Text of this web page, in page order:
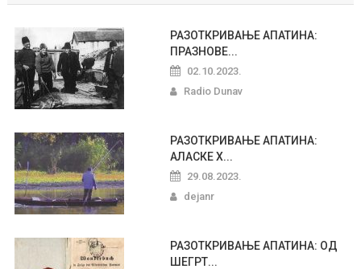
РАЗОТКРИВАЊЕ АПАТИНА:
ПРАЗНОВЕ...
02.10.2023.
Radio Dunav
РАЗОТКРИВАЊЕ АПАТИНА:
АЛАСКЕ Х...
29.08.2023.
dejanr
РАЗОТКРИВАЊЕ АПАТИНА: ОД
ШЕГРТ...